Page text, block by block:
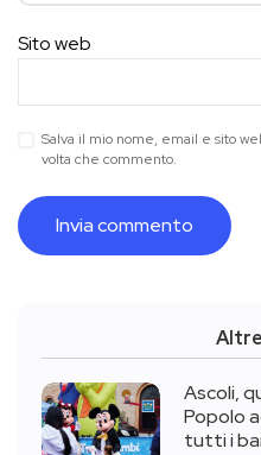
Sito web
Salva il mio nome, email e sito
volta che commento.
Ascoli,
Popolo
tutti i